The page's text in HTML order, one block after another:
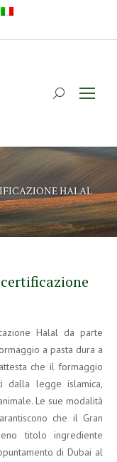
HALAL
Halal da parte
a pasta dura a
che il formaggio
dalla legge islamica,
Le sue modalità
che il Gran
titolo ingrediente
di Dubai al